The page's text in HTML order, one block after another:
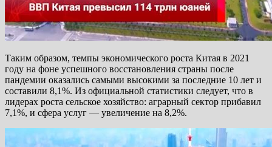
Таким образом, темпы экономического роста Китая в 2021
году на фоне успешного восстановления страны после
пандемии оказались самыми высокими за последние 10 лет и
составили 8,1%. Из официальной статистики следует, что в
лидерах роста сельское хозяйство: аграрный сектор прибавил
7,1%, и сфера услуг — увеличение на 8,2%.